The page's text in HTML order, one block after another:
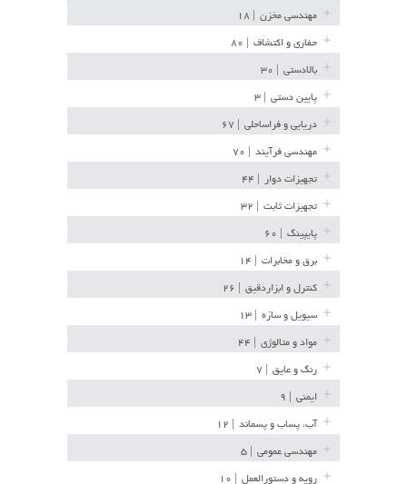
مهندسی مخزن
حفاری و اکتشاف
بالادستی
پایین دستی
دریایی و فراساحلی
مهندسی فرآیند
تجهیزات دوار
تجهیزات ثابت
پایپینگ
برق و مخابرات
کنترل و ابزاردقیق
سیویل و سازه
مواد و متالوژی
رنگ و عایق
ایمنی
آب، پساب و پسماند
مهندسی عمومی
رویه و دستورالعمل